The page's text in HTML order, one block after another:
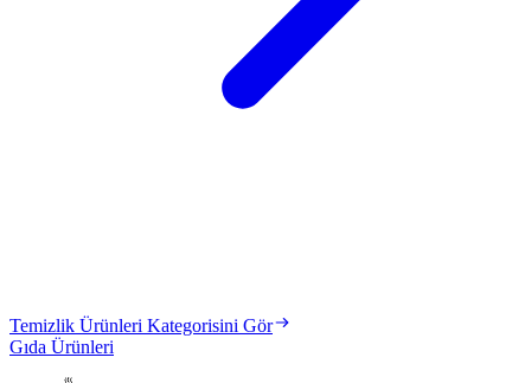
Temizlik Ürünleri Kategorisini Gör
Gıda Ürünleri